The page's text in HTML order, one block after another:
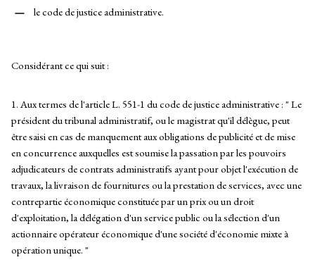
le code de justice administrative.
Considérant ce qui suit :
1. Aux termes de l'article L. 551-1 du code de justice administrative : " Le
président du tribunal administratif, ou le magistrat qu'il délègue, peut
être saisi en cas de manquement aux obligations de publicité et de mise
en concurrence auxquelles est soumise la passation par les pouvoirs
adjudicateurs de contrats administratifs ayant pour objet l'exécution de
travaux, la livraison de fournitures ou la prestation de services, avec une
contrepartie économique constituée par un prix ou un droit
d'exploitation, la délégation d'un service public ou la sélection d'un
actionnaire opérateur économique d'une société d'économie mixte à
opération unique. "